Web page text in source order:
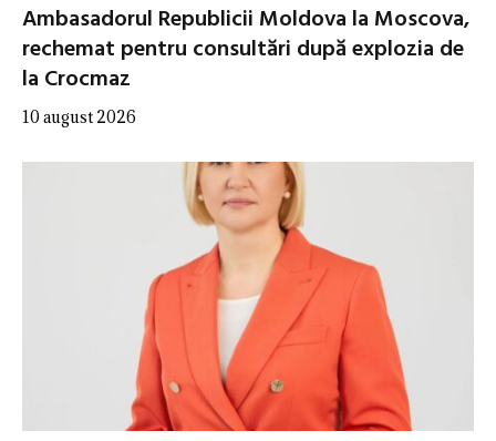
Ambasadorul Republicii Moldova la Moscova,
rechemat pentru consultări după explozia de
la Crocmaz
10 august 2026